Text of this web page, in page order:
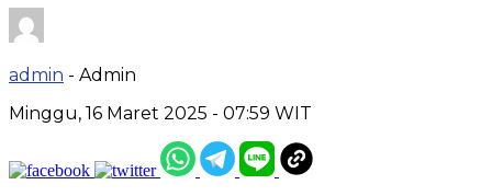
admin - Admin
Minggu, 16 Maret 2025 - 07:59 WIT